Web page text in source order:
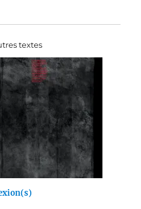
textes